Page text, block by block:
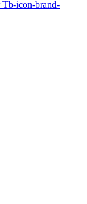
Tb-icon-brand-